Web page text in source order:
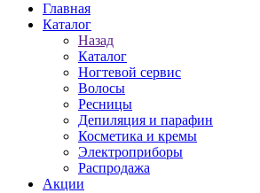
Главная
Каталог
Назад
Каталог
Ногтевой сервис
Волосы
Ресницы
Депиляция и парафин
Косметика и кремы
Электроприборы
Распродажа
Акции